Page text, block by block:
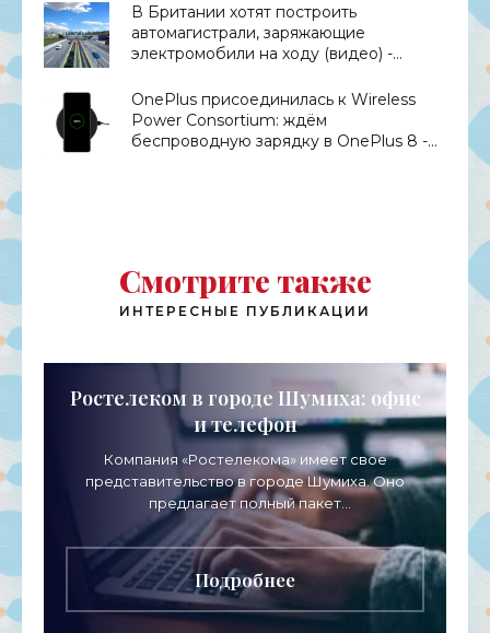
В Британии хотят построить
автомагистрали, заряжающие
электромобили на ходу (видео) -
OnePlus присоединилась к Wireless
Power Consortium: ждём
беспроводную зарядку в OnePlus 8 -
Смотрите также
ИНТЕРЕСНЫЕ ПУБЛИКАЦИИ
Ростелеком в городе Шумиха: офис
и телефон
Компания «Ростелекома» имеет свое
представительство в городе Шумиха. Оно
предлагает полный пакет
телекоммуникационных услуг для физических
лиц, представителей среднего и малого
бизнеса, а
Подробнее